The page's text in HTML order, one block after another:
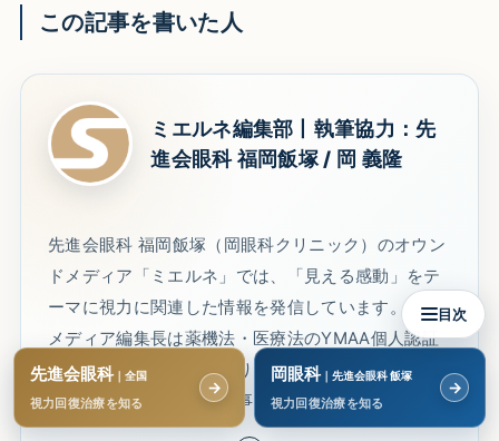
この記事を書いた人
ミエルネ編集部丨執筆協力：先
進会眼科 福岡飯塚 / 岡 義隆
先進会眼科 福岡飯塚（岡眼科クリニック）のオウン
ドメディア「ミエルネ」では、「見える感動」をテ
ーマに視力に関連した情報を発信しています。
メディア編集長は薬機法・医療法のYMAA個人認証
マーク資格を取得しており、先進会眼科の執筆協力
を得ながら信頼できる記事を読者にお届けします。
先進会眼科｜全国
視力回復治療を知る
→
岡眼科｜先進会眼科 飯塚
視力回復治療を知る
→
目次